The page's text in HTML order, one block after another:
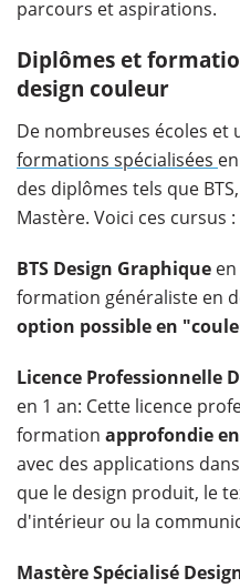
parcours et aspirations.
Diplômes et
design couleur
De nombreuses écoles
formations spécialisées
des diplômes tels que
Mastère. Voici ces cursus :
BTS Design Graphique
formation généraliste en
option possible en
Licence Professionnelle
en 1 an: Cette licence
formation approfondie
avec des applications
que le design produit, le
d'intérieur ou la
Mastère Spécialisé